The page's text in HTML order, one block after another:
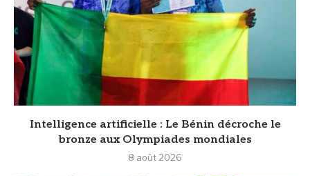
Intelligence artificielle : Le Bénin décroche le
bronze aux Olympiades mondiales
8 août 2026